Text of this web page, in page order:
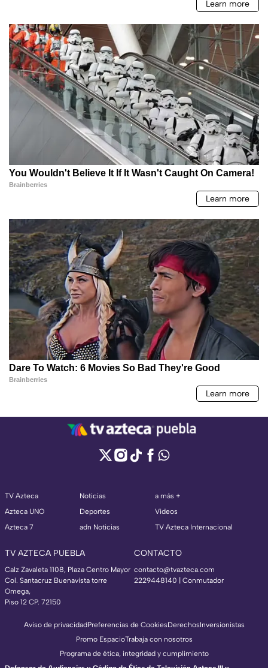
TV Azteca
Azteca UNO
Azteca 7
Noticias
Deportes
adn Noticias
a más +
Videos
TV Azteca Internacional
TV AZTECA PUEBLA
Calz Zavaleta 1108, Plaza Centro Mayor
Col. Santacruz Buenavista torre
Omega,
Piso 12 CP. 72150
CONTACTO
contacto@tvazteca.com
2229448140 | Conmutador
Aviso de privacidadPreferencias de CookiesDerechosInversionistas
Promo EspacioTrabaja con nosotros
Programa de ética, integridad y cumplimiento